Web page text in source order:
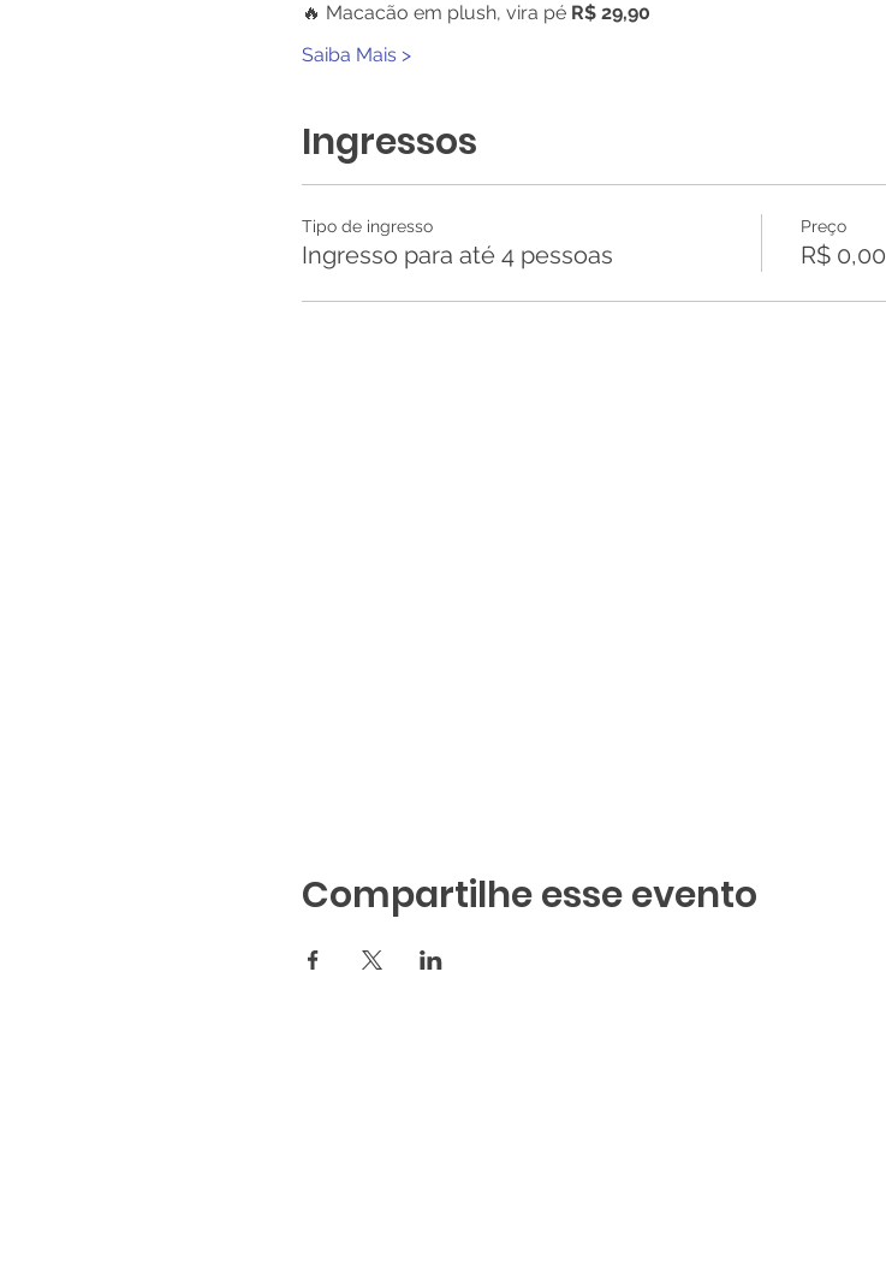
🔥 Macacão em plush, vira pé R$ 29,90
Saiba Mais >
Ingressos
Tipo de ingresso
Ingresso para até 4 pessoas
Preço
R$ 0,00
Compartilhe esse evento